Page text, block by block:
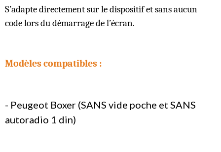
S’adapte directement sur le dispositif et sans aucun
code lors du démarrage de l’écran.
Modèles compatibles :
- Peugeot Boxer (SANS vide poche et SANS
autoradio 1 din)